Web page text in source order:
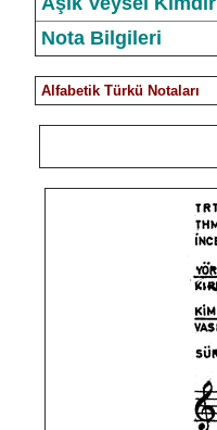
Nota Bilgileri
Alfabetik Türkü Notaları